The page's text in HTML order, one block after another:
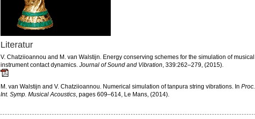
Literatur
V. Chatziioannou and M. van Walstijn. Energy conserving schemes for the simulation of musical
instrument contact dynamics. Journal of Sound and Vibration, 339:262–279, (2015).
M. van Walstijn and V. Chatziioannou. Numerical simulation of tanpura string vibrations. In Proc.
Int. Symp. Musical Acoustics, pages 609–614, Le Mans, (2014).